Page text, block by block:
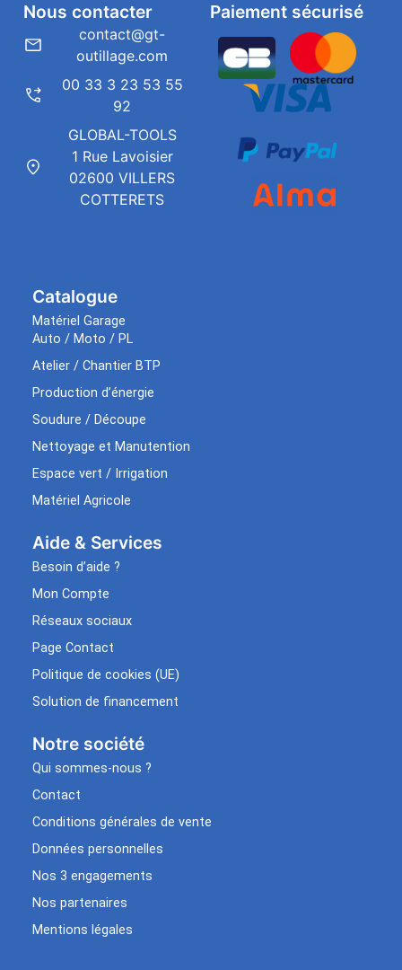
Catalogue
Matériel Garage
Auto / Moto / PL
Atelier / Chantier BTP
Production d’énergie
Soudure / Découpe
Nettoyage et Manutention
Espace vert / Irrigation
Matériel Agricole
Aide & Services​
Besoin d’aide ?
Mon Compte
Réseaux sociaux
Page Contact
Politique de cookies (UE)
Solution de financement
Notre société
Qui sommes-nous ?
Contact
Conditions générales de vente
Données personnelles
Nos 3 engagements
Nos partenaires
Mentions légales
Paiement sécurisé
Nous contacter
contact@gt-
outillage.com
00 33 3 23 53 55
92
GLOBAL-TOOLS
1 Rue Lavoisier
02600 VILLERS
COTTERETS